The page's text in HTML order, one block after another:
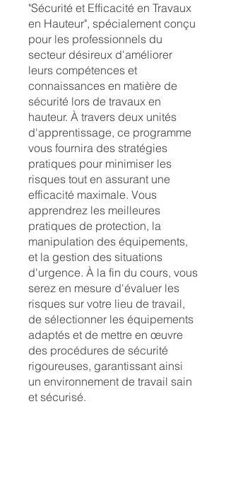
"Sécurité et Efficacité en Travaux
en Hauteur", spécialement conçu
pour les professionnels du
secteur désireux d'améliorer
leurs compétences et
connaissances en matière de
sécurité lors de travaux en
hauteur. À travers deux unités
d'apprentissage, ce programme
vous fournira des stratégies
pratiques pour minimiser les
risques tout en assurant une
efficacité maximale. Vous
apprendrez les meilleures
pratiques de protection, la
manipulation des équipements,
et la gestion des situations
d'urgence. À la fin du cours, vous
serez en mesure d'évaluer les
risques sur votre lieu de travail,
de sélectionner les équipements
adaptés et de mettre en œuvre
des procédures de sécurité
rigoureuses, garantissant ainsi
un environnement de travail sain
et sécurisé.